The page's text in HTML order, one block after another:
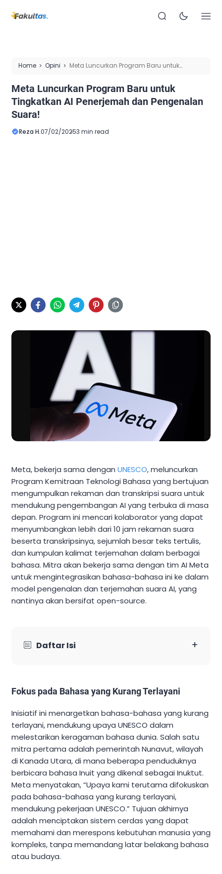
Home Opini
Meta Luncurkan Program Baru untuk
Meta Luncurkan Program Baru untuk
Tingkatkan AI Penerjemah dan Pengenalan
Suara!
Reza H.07/02/20253 min read
Meta, bekerja sama dengan UNESCO, meluncurkan
Program Kemitraan Teknologi Bahasa yang bertujuan
mengumpulkan rekaman dan transkripsi suara untuk
mendukung pengembangan AI yang terbuka di masa
depan. Program ini mencari kolaborator yang dapat
menyumbangkan lebih dari 10 jam rekaman suara
beserta transkripsinya, sejumlah besar teks tertulis,
dan kumpulan kalimat terjemahan dalam berbagai
bahasa. Mitra akan bekerja sama dengan tim AI Meta
untuk mengintegrasikan bahasa-bahasa ini ke dalam
model pengenalan dan terjemahan suara AI, yang
nantinya akan bersifat open-source.
Daftar Isi +
Fokus pada Bahasa yang Kurang Terlayani
Inisiatif ini menargetkan bahasa-bahasa yang kurang
terlayani, mendukung upaya UNESCO dalam
melestarikan keragaman bahasa dunia. Salah satu
mitra pertama adalah pemerintah Nunavut, wilayah
di Kanada Utara, di mana beberapa penduduknya
berbicara bahasa Inuit yang dikenal sebagai Inuktut.
Meta menyatakan, “Upaya kami terutama difokuskan
pada bahasa-bahasa yang kurang terlayani,
mendukung pekerjaan UNESCO.” Tujuan akhirnya
adalah menciptakan sistem cerdas yang dapat
memahami dan merespons kebutuhan manusia yang
kompleks, tanpa memandang latar belakang bahasa
atau budaya.